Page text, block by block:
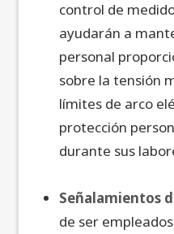
control de
ayudarán a
personal
sobre la tensión
límites de arco
protección
durante sus
Señalamientos
de ser